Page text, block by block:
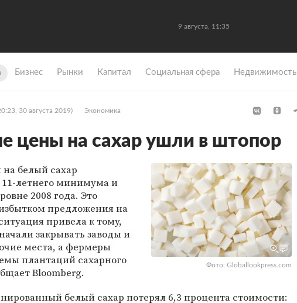
9 августа, 11:35
Бизнес Рынки Капитал Социальная сфера Недвижимость
30 августа 2019) Экономика
цены на сахар ушли в штопор
Фото: Globallookpress.com
белый сахар
11-летнего минимума и
2008 года. Это
предложения на
привела к тому,
закрывать заводы и
места, а фермеры
плантаций сахарного
Bloomberg.
белый сахар потерял 6,3 процента стоимости: